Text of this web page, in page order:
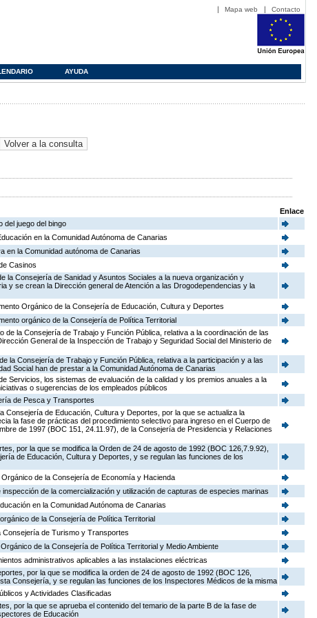
Mapa web Contacto
AYUDA
Enlace
del juego del bingo
en la Comunidad Autónoma de Canarias
en la Comunidad autónoma de Canarias
Casinos
la Consejería de Sanidad y Asuntos Sociales a la nueva organización y
y se crean la Dirección general de Atención a las Drogodependencias y la
Orgánico de la Consejería de Educación, Cultura y Deportes
orgánico de la Consejería de Política Territorial
la Consejería de Trabajo y Función Pública, relativa a la coordinación de las
General de la Inspección de Trabajo y Seguridad Social del Ministerio de
la Consejería de Trabajo y Función Pública, relativa a la participación y a las
Social han de prestar a la Comunidad Autónoma de Canarias
Servicios, los sistemas de evaluación de la calidad y los premios anuales a la
o sugerencias de los empleados públicos
de Pesca y Transportes
Consejería de Educación, Cultura y Deportes, por la que se actualiza la
la fase de prácticas del procedimiento selectivo para ingreso en el Cuerpo de
de 1997 (BOC 151, 24.11.97), de la Consejería de Presidencia y Relaciones
por la que se modifica la Orden de 24 de agosto de 1992 (BOC 126,7.9.92),
de Educación, Cultura y Deportes, y se regulan las funciones de los
de la Consejería de Economía y Hacienda
de la comercialización y utilización de capturas de especies marinas
en la Comunidad Autónoma de Canarias
de la Consejería de Política Territorial
Consejería de Turismo y Transportes
de la Consejería de Política Territorial y Medio Ambiente
administrativos aplicables a las instalaciones eléctricas
por la que se modifica la orden de 24 de agosto de 1992 (BOC 126,
Consejería, y se regulan las funciones de los Inspectores Médicos de la misma
y Actividades Clasificadas
por la que se aprueba el contenido del temario de la parte B de la fase de
de Educación